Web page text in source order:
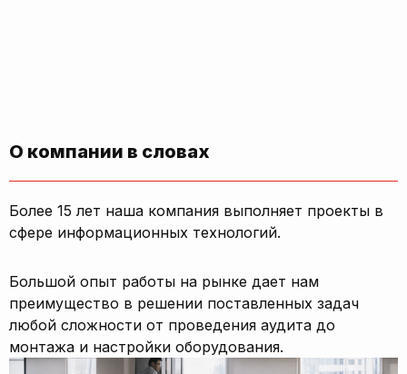
О компании в словах
Более 15 лет наша компания выполняет проекты в
сфере информационных технологий.
Большой опыт работы на рынке дает нам
преимущество в решении поставленных задач
любой сложности от проведения аудита до
монтажа и настройки оборудования.